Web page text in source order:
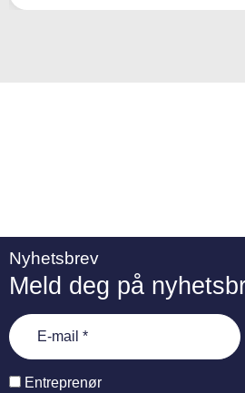
Nyhetsbrev
Meld deg på
Entreprenør